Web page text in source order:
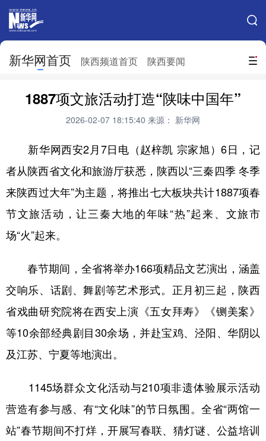
搜索
新华网首页 陕西频道首页 陕西要闻
网站地图
天津 河北 山西
浙江 安徽 福建 江西
广东 广西 海南 重庆
四川
新疆 内蒙古 黑龙江
1887项文旅活动打造“陕味中国年”
2026-02-07 18:15:40 来源： 新华网
新华网西安2月7日电（赵梓凯 宗家旭）6日，记
者从陕西省文化和旅游厅获悉，陕西以“三秦四季 冬季
来陕西过大年”为主题，将推出七大板块共计1887项春
节文旅活动，让三秦大地的年味“热”起来、文旅市
场“火”起来。
春节期间，全省将举办166项精品文艺演出，涵盖
交响乐、话剧、舞剧等艺术形式。正月初三起，陕西
省戏曲研究院将在西安上演《五女拜寿》《铡美案》
等10余部经典剧目30余场，并赴宝鸡、泾阳、华阴以
及江苏、宁夏等地演出。
1145场群众文化活动与210项非遗体验展示活动
营造有参与感、有“文化味”的节日氛围。全省“两馆一
站”春节期间不打烊，开展写春联、猜灯谜、公益培训